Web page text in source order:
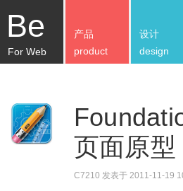
Be
For Web
产品
product
设计
design
页面原型
C7210 发表于 2011-11-19